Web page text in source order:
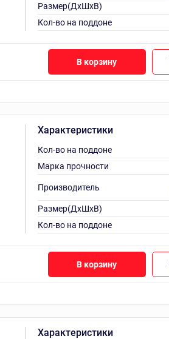
Размер(ДхШхВ)
Кол-во на поддоне
В корзину
Характеристики
Кол-во на поддоне
Марка прочности
Производитель
Размер(ДхШхВ)
Кол-во на поддоне
В корзину
Характеристики